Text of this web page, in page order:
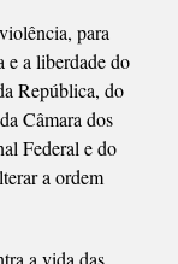
para
e a liberdade do
República, do
Câmara dos
Federal e do
a ordem